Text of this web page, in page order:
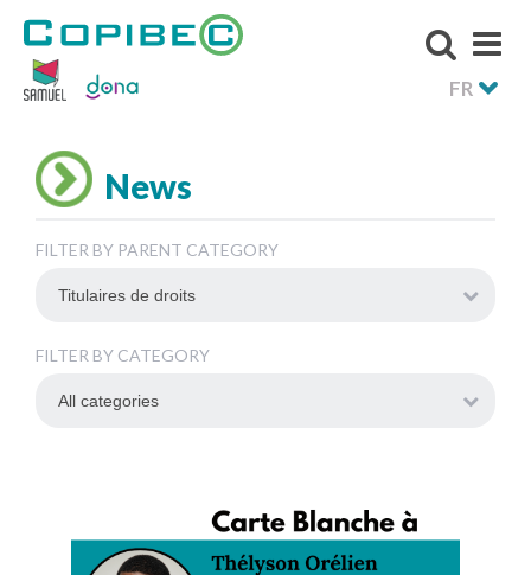
FR
News
FILTER BY PARENT CATEGORY
FILTER BY CATEGORY